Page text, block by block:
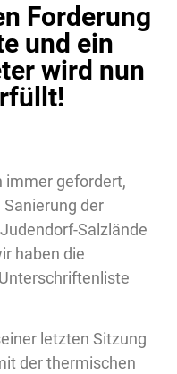
Forderung
und ein
wird nun
immer gefordert,
der
Salzlände
haben die
letzten Sitzung
der thermischen